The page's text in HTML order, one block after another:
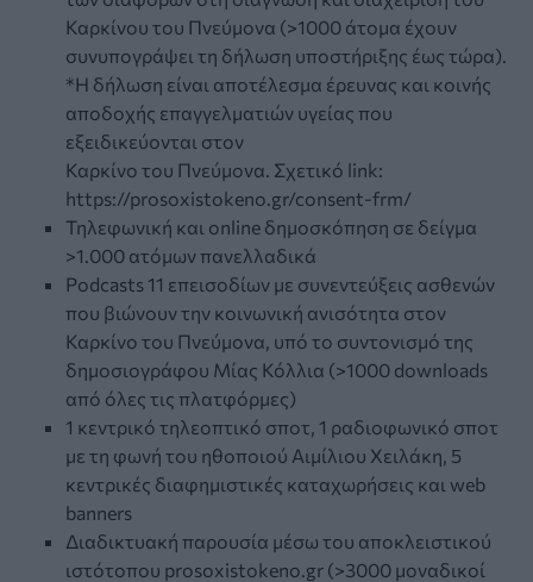
Καρκίνου του Πνεύµονα (>1000 άτοµα έχουν
συνυπογράψει τη δήλωση υποστήριξης έως τώρα).
*Η δήλωση είναι αποτέλεσµα έρευνας και κοινής
αποδοχής επαγγελµατιών υγείας που
εξειδικεύονται στον
Καρκίνο του Πνεύµονα. Σχετικό link:
https://prosoxistokeno.gr/consent-frm/
Τηλεφωνική και online δηµοσκόπηση σε δείγµα
>1.000 ατόµων πανελλαδικά
Podcasts 11 επεισοδίων µε συνεντεύξεις ασθενών
που βιώνουν την κοινωνική ανισότητα στον
Καρκίνο του Πνεύµονα, υπό το συντονισµό της
δηµοσιογράφου Μίας Κόλλια (>1000 downloads
από όλες τις πλατφόρµες)
1 κεντρικό τηλεοπτικό σποτ, 1 ραδιοφωνικό σποτ
µε τη φωνή του ηθοποιού Αιµίλιου Χειλάκη, 5
κεντρικές διαφηµιστικές καταχωρήσεις και web
banners
Διαδικτυακή παρουσία µέσω του αποκλειστικού
ιστότοπου prosoxistokeno.gr (>3000 µοναδικοί